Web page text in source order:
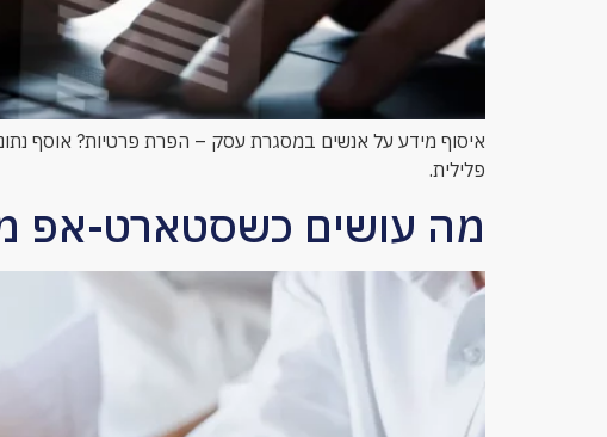
איסוף מידע על אנשים במסגרת עסק – הפרת פרטיות? אוסף
פלילית.
מה עושים כשסטארט-אפ